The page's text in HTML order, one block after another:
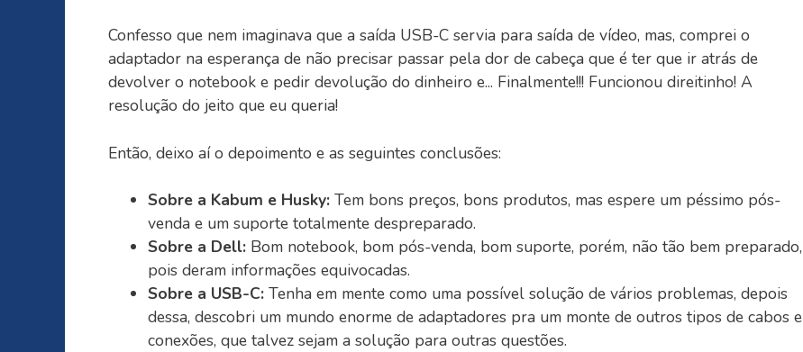
Confesso que nem imaginava que a saída USB-C servia para saída de vídeo, mas, comprei o
adaptador na esperança de não precisar passar pela dor de cabeça que é ter que ir atrás de
devolver o notebook e pedir devolução do dinheiro e... Finalmente!!! Funcionou direitinho! A
resolução do jeito que eu queria!
Então, deixo aí o depoimento e as seguintes conclusões:
Sobre a Kabum e Husky: Tem bons preços, bons produtos, mas espere um péssimo pós-
venda e um suporte totalmente despreparado.
Sobre a Dell: Bom notebook, bom pós-venda, bom suporte, porém, não tão bem preparado,
pois deram informações equivocadas.
Sobre a USB-C: Tenha em mente como uma possível solução de vários problemas, depois
dessa, descobri um mundo enorme de adaptadores pra um monte de outros tipos de cabos e
conexões, que talvez sejam a solução para outras questões.